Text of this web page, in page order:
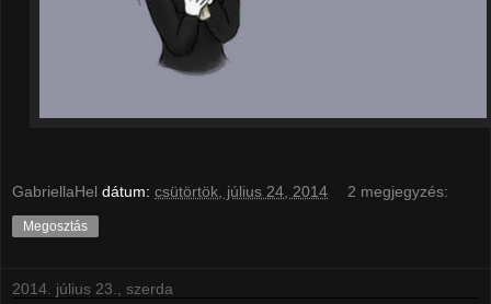
GabriellaHel dátum: csütörtök, július 24, 2014 2 megjegyzés:
Megosztás
2014. július 23., szerda